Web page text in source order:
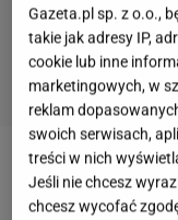
Nie ma nic
pysznym,
Gazeta.pl sp. z o.o.,
takie jak adresy IP,
cookie lub inne
marketingowych, w
reklam
swoich serwisach,
treści w nich
Jeśli nie chcesz
chcesz wycofać